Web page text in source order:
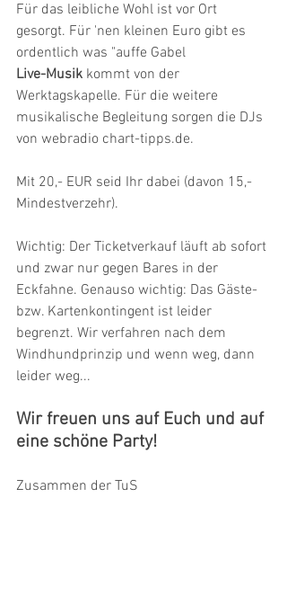
Für das leibliche Wohl ist vor Ort
gesorgt. Für 'nen kleinen Euro gibt es
ordentlich was "auffe Gabel
Live-Musik kommt von der
Werktagskapelle. Für die weitere
musikalische Begleitung sorgen die DJs
von webradio chart-tipps.de.
Mit 20,- EUR seid Ihr dabei (davon 15,-
Mindestverzehr).
Wichtig: Der Ticketverkauf läuft ab sofort
und zwar nur gegen Bares in der
Eckfahne. Genauso wichtig: Das Gäste-
bzw. Kartenkontingent ist leider
begrenzt. Wir verfahren nach dem
Windhundprinzip und wenn weg, dann
leider weg...
Wir freuen uns auf Euch und auf
eine schöne Party!
Zusammen der TuS